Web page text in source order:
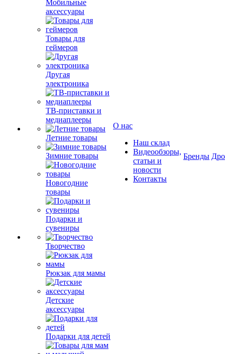
Мобильные
аксессуары
Товары для
геймеров
Другая
электроника
ТВ-приставки и
медиаплееры
Летние товары
Зимние товары
Новогодние
товары
Подарки и
сувениры
Творчество
Рюкзак для мамы
Детские
аксессуары
Подарки для детей
О нас
Наш склад
Видеообзоры,
статьи и
новости
Контакты
Бренды